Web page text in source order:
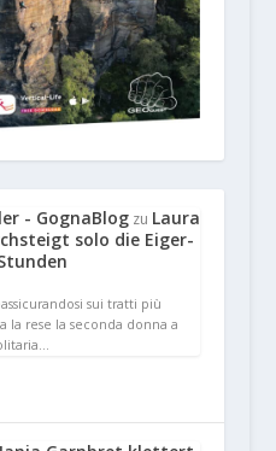
- GognaBlogzu Laura
solo die Eiger-
sui tratti più
la rese la seconda donna a